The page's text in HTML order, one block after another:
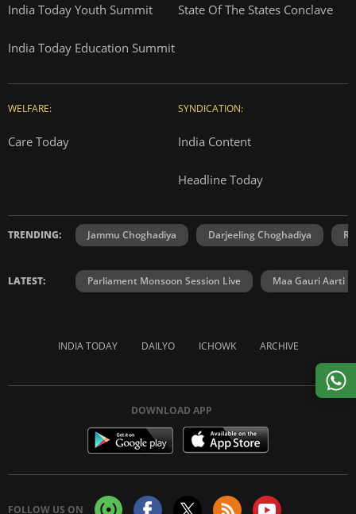
India Today Youth Summit State Of The States Conclave
India Today Education Summit
WELFARE:
Care Today
SYNDICATION:
India Content
Headline Today
TRENDING: Jammu Choghadiya Darjeeling Choghadiya
LATEST: Parliament Monsoon Session Live Maa Gauri Aarti
INDIA TODAY DAILYO ICHOWK ARCHIVE
DOWNLOAD APP
FOLLOW US ON